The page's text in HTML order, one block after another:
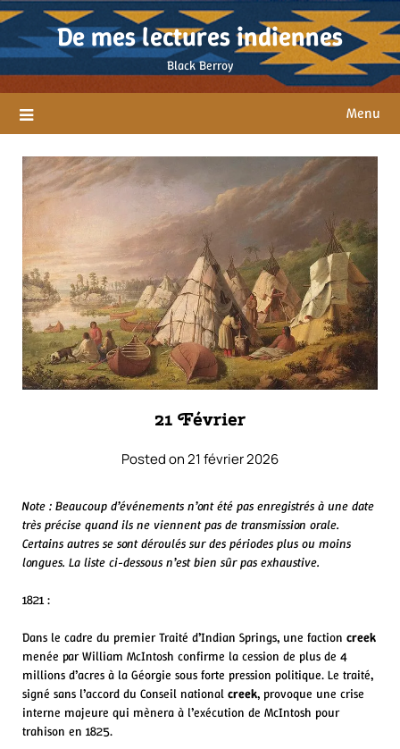
Skip
content
De mes lectures indiennes
Black Berroy
Menu
21 Février
Posted on 21 février 2026
Note : Beaucoup d’événements n’ont été pas enregistrés à une date
très précise quand ils ne viennent pas de transmission orale.
Certains autres se sont déroulés sur des périodes plus ou moins
longues. La liste ci-dessous n’est bien sûr pas exhaustive.
1821 :
Dans le cadre du premier Traité d’Indian Springs, une faction creek
menée par William McIntosh confirme la cession de plus de 4
millions d’acres à la Géorgie sous forte pression politique. Le traité,
signé sans l’accord du Conseil national creek, provoque une crise
interne majeure qui mènera à l’exécution de McIntosh pour
trahison en 1825.